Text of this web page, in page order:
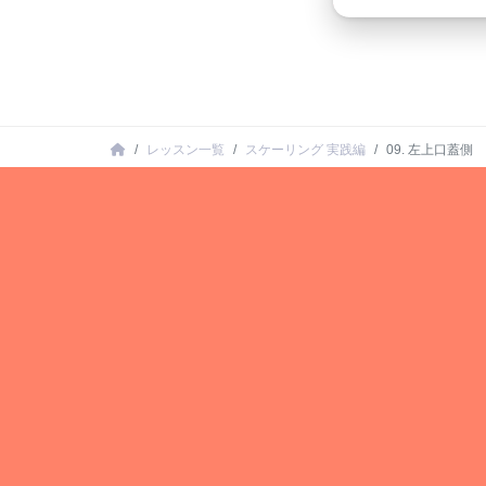
レッスン一覧 スケーリング 実践編 09. 左上口蓋側